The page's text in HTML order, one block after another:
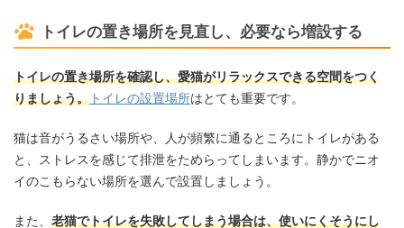
トイレの置き場所を見直し、必要なら増設する
トイレの置き場所を確認し、愛猫がリラックスできる空間をつく
りましょう。 トイレの設置場所はとても重要です。
猫は音がうるさい場所や、人が頻繁に通るところにトイレがある
と、ストレスを感じて排泄をためらってしまいます。静かでニオ
イのこもらない場所を選んで設置しましょう。
また、 老猫でトイレを失敗してしまう場合は、使いにくそうにし